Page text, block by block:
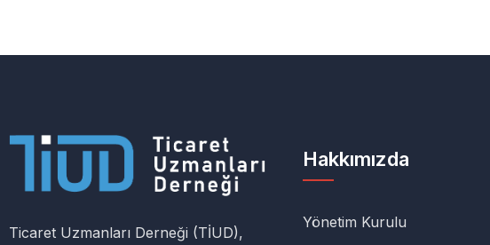
Ticaret Uzmanları Derneği (TİUD),
Hakkımızda
Yönetim Kurulu